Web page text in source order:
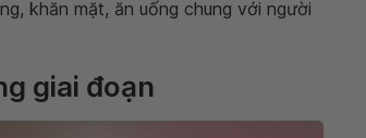
khăn mặt, ăn uống chung với người
giai đoạn